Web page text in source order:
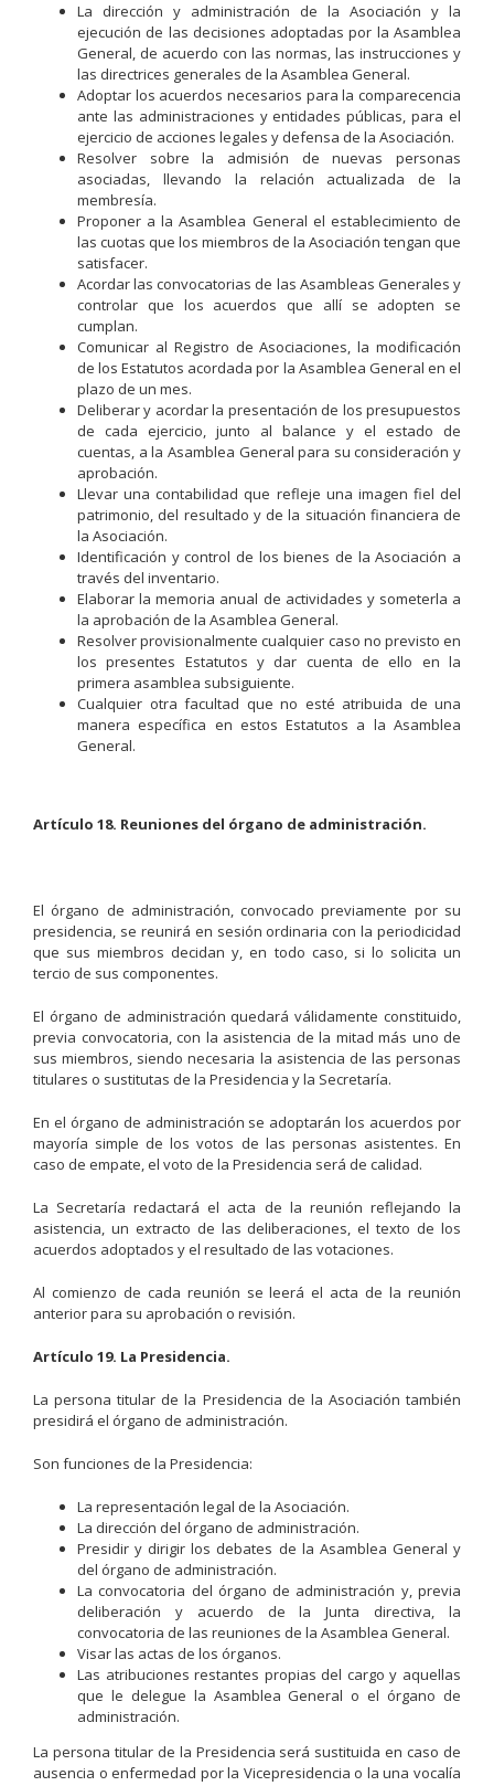
La dirección y administración de la Asociación y la
ejecución de las decisiones adoptadas por la Asamblea
General, de acuerdo con las normas, las instrucciones y
las directrices generales de la Asamblea General.
Adoptar los acuerdos necesarios para la comparecencia
ante las administraciones y entidades públicas, para el
ejercicio de acciones legales y defensa de la Asociación.
Resolver sobre la admisión de nuevas personas
asociadas, llevando la relación actualizada de la
membresía.
Proponer a la Asamblea General el establecimiento de
las cuotas que los miembros de la Asociación tengan que
satisfacer.
Acordar las convocatorias de las Asambleas Generales y
controlar que los acuerdos que allí se adopten se
cumplan.
Comunicar al Registro de Asociaciones, la modificación
de los Estatutos acordada por la Asamblea General en el
plazo de un mes.
Deliberar y acordar la presentación de los presupuestos
de cada ejercicio, junto al balance y el estado de
cuentas, a la Asamblea General para su consideración y
aprobación.
Llevar una contabilidad que refleje una imagen fiel del
patrimonio, del resultado y de la situación financiera de
la Asociación.
Identificación y control de los bienes de la Asociación a
través del inventario.
Elaborar la memoria anual de actividades y someterla a
la aprobación de la Asamblea General.
Resolver provisionalmente cualquier caso no previsto en
los presentes Estatutos y dar cuenta de ello en la
primera asamblea subsiguiente.
Cualquier otra facultad que no esté atribuida de una
manera específica en estos Estatutos a la Asamblea
General.
Artículo 18. Reuniones del órgano de administración.
El órgano de administración, convocado previamente por su
presidencia, se reunirá en sesión ordinaria con la periodicidad
que sus miembros decidan y, en todo caso, si lo solicita un
tercio de sus componentes.
El órgano de administración quedará válidamente constituido,
previa convocatoria, con la asistencia de la mitad más uno de
sus miembros, siendo necesaria la asistencia de las personas
titulares o sustitutas de la Presidencia y la Secretaría.
En el órgano de administración se adoptarán los acuerdos por
mayoría simple de los votos de las personas asistentes. En
caso de empate, el voto de la Presidencia será de calidad.
La Secretaría redactará el acta de la reunión reflejando la
asistencia, un extracto de las deliberaciones, el texto de los
acuerdos adoptados y el resultado de las votaciones.
Al comienzo de cada reunión se leerá el acta de la reunión
anterior para su aprobación o revisión.
Artículo 19. La Presidencia.
La persona titular de la Presidencia de la Asociación también
presidirá el órgano de administración.
Son funciones de la Presidencia:
La representación legal de la Asociación.
La dirección del órgano de administración.
Presidir y dirigir los debates de la Asamblea General y
del órgano de administración.
La convocatoria del órgano de administración y, previa
deliberación y acuerdo de la Junta directiva, la
convocatoria de las reuniones de la Asamblea General.
Visar las actas de los órganos.
Las atribuciones restantes propias del cargo y aquellas
que le delegue la Asamblea General o el órgano de
administración.
La persona titular de la Presidencia será sustituida en caso de
ausencia o enfermedad por la Vicepresidencia o la una vocalía